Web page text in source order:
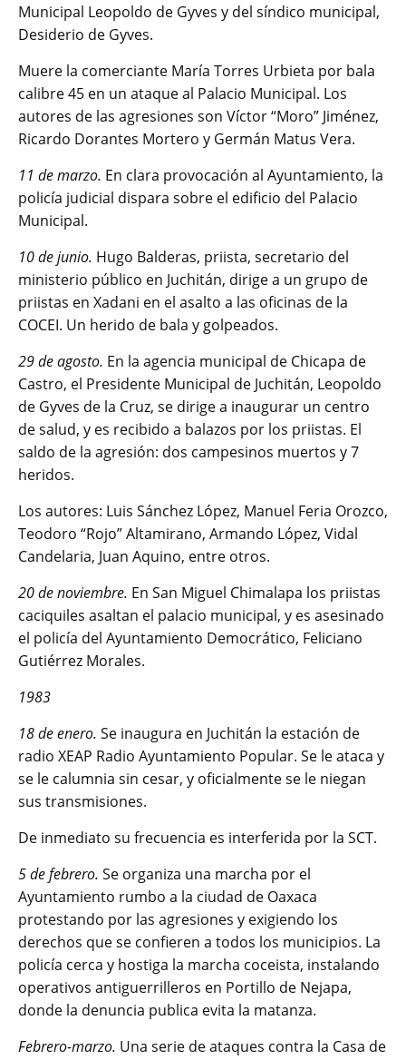
Municipal Leopoldo de Gyves y del síndico municipal,
Desiderio de Gyves.
Muere la comerciante María Torres Urbieta por bala
calibre 45 en un ataque al Palacio Municipal. Los
autores de las agresiones son Víctor “Moro” Jiménez,
Ricardo Dorantes Mortero y Germán Matus Vera.
11 de marzo. En clara provocación al Ayuntamiento, la
policía judicial dispara sobre el edificio del Palacio
Municipal.
10 de junio. Hugo Balderas, priista, secretario del
ministerio público en Juchitán, dirige a un grupo de
priistas en Xadani en el asalto a las oficinas de la
COCEI. Un herido de bala y golpeados.
29 de agosto. En la agencia municipal de Chicapa de
Castro, el Presidente Municipal de Juchitán, Leopoldo
de Gyves de la Cruz, se dirige a inaugurar un centro
de salud, y es recibido a balazos por los priistas. El
saldo de la agresión: dos campesinos muertos y 7
heridos.
Los autores: Luis Sánchez López, Manuel Feria Orozco,
Teodoro “Rojo” Altamirano, Armando López, Vidal
Candelaria, Juan Aquino, entre otros.
20 de noviembre. En San Miguel Chimalapa los priistas
caciquiles asaltan el palacio municipal, y es asesinado
el policía del Ayuntamiento Democrático, Feliciano
Gutiérrez Morales.
1983
18 de enero. Se inaugura en Juchitán la estación de
radio XEAP Radio Ayuntamiento Popular. Se le ataca y
se le calumnia sin cesar, y oficialmente se le niegan
sus transmisiones.
De inmediato su frecuencia es interferida por la SCT.
5 de febrero. Se organiza una marcha por el
Ayuntamiento rumbo a la ciudad de Oaxaca
protestando por las agresiones y exigiendo los
derechos que se confieren a todos los municipios. La
policía cerca y hostiga la marcha coceista, instalando
operativos antiguerrilleros en Portillo de Nejapa,
donde la denuncia publica evita la matanza.
Febrero-marzo. Una serie de ataques contra la Casa de